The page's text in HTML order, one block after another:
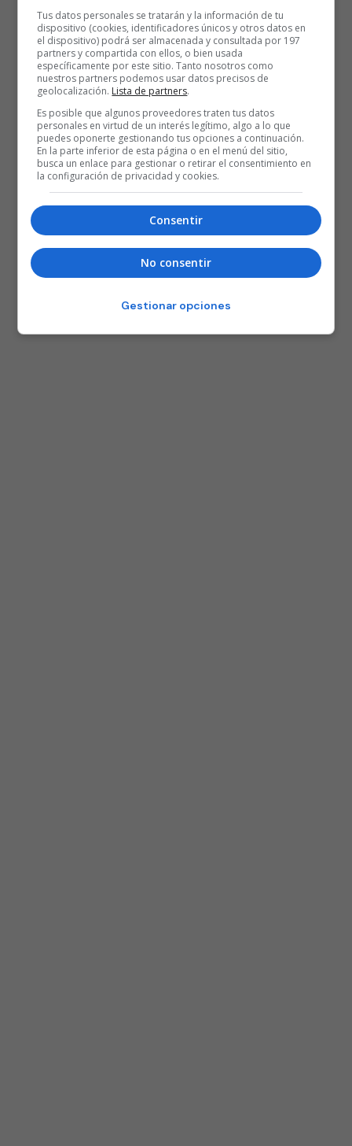
Tus datos personales se tratarán y la información de tu
dispositivo (cookies, identificadores únicos y otros datos en
el dispositivo) podrá ser almacenada y consultada por 197
partners y compartida con ellos, o bien usada
específicamente por este sitio. Tanto nosotros como
nuestros partners podemos usar datos precisos de
geolocalización. Lista de partners.
Es posible que algunos proveedores traten tus datos
personales en virtud de un interés legítimo, algo a lo que
puedes oponerte gestionando tus opciones a continuación.
En la parte inferior de esta página o en el menú del sitio,
busca un enlace para gestionar o retirar el consentimiento en
la configuración de privacidad y cookies.
Consentir
No consentir
Gestionar opciones